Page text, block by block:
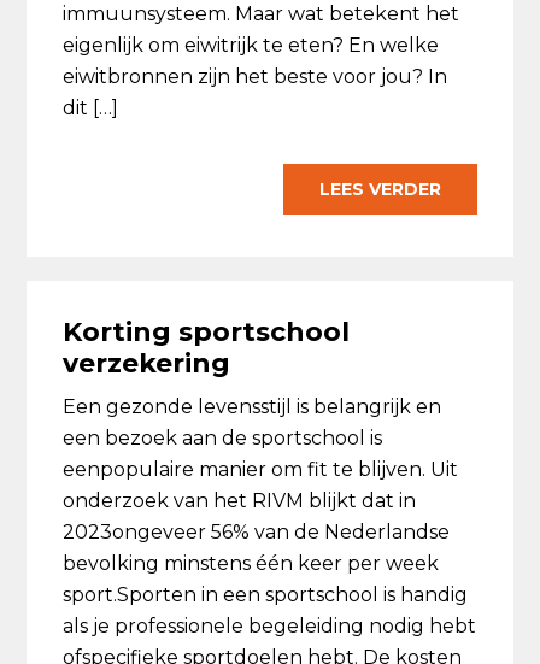
immuunsysteem. Maar wat betekent het
eigenlijk om eiwitrijk te eten? En welke
eiwitbronnen zijn het beste voor jou? In
dit […]
LEES VERDER
Korting sportschool
verzekering
Een gezonde levensstijl is belangrijk en
een bezoek aan de sportschool is
eenpopulaire manier om fit te blijven. Uit
onderzoek van het RIVM blijkt dat in
2023ongeveer 56% van de Nederlandse
bevolking minstens één keer per week
sport.Sporten in een sportschool is handig
als je professionele begeleiding nodig hebt
ofspecifieke sportdoelen hebt. De kosten